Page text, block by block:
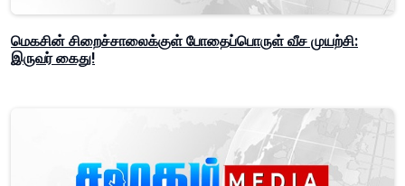
மெகசின் சிறைச்சாலைக்குள் போதைப்பொருள் வீச முயற்சி:
இருவர் கைது!